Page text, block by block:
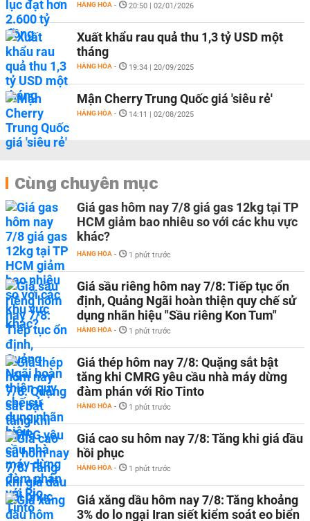
HÀNG HÓA - 20:50 | 02/01/2026
Xuất khẩu rau quả thu 1,3 tỷ USD một
tháng
HÀNG HÓA - 19:34 | 20/09/2025
Mận Cherry Trung Quốc giá 'siêu rẻ'
HÀNG HÓA - 14:11 | 02/08/2025
Cùng chuyên mục
Giá gas hôm nay 7/8 giá gas 12kg tại TP
HCM giảm bao nhiêu so với các khu vực
khác?
HÀNG HÓA - 1 phút trước
Giá sầu riêng hôm nay 7/8: Tiếp tục ổn
định, Quảng Ngãi hoàn thiện quy chế sử
dụng nhãn hiệu "Sầu riêng Kon Tum"
HÀNG HÓA - 1 phút trước
Giá thép hôm nay 7/8: Quặng sắt bật
tăng khi CMRG yêu cầu nhà máy dừng
đàm phán với Rio Tinto
HÀNG HÓA - 1 phút trước
Giá cao su hôm nay 7/8: Tăng khi giá dầu
hồi phục
HÀNG HÓA - 1 phút trước
Giá xăng dầu hôm nay 7/8: Tăng khoảng
3% do lo ngại Iran siết kiểm soát eo biển